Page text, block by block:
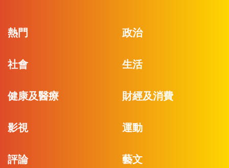
熱門 政治
社會 生活
健康及醫療 財經及消費
影視 運動
評論 藝文